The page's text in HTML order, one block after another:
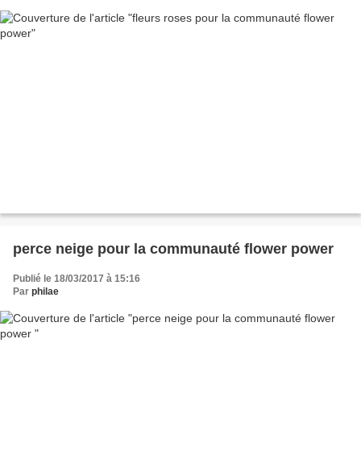
perce neige pour la communauté flower power
Publié le 18/03/2017 à 15:16
Par philae